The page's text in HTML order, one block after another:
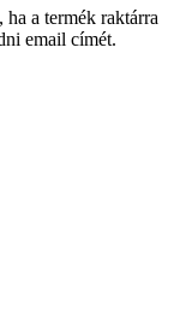
ha a termék raktárra
email címét.